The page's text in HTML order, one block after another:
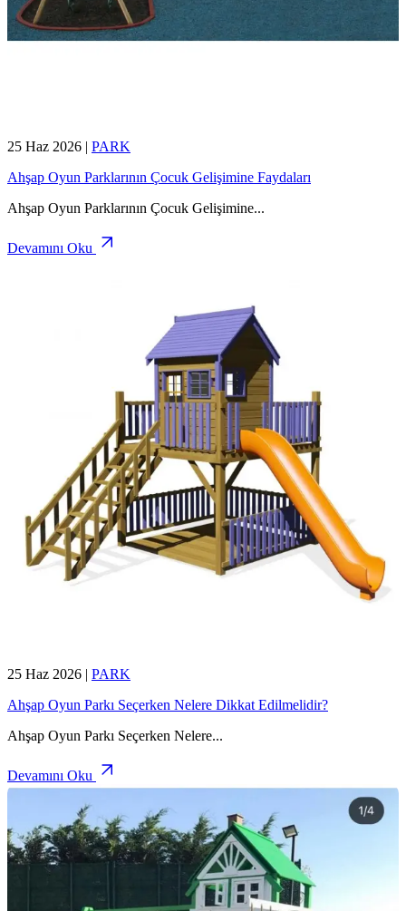
25 Haz 2026 | PARK
Ahşap Oyun Parklarının Çocuk Gelişimine Faydaları
Ahşap Oyun Parklarının Çocuk Gelişimine...
Devamını Oku
25 Haz 2026 | PARK
Ahşap Oyun Parkı Seçerken Nelere Dikkat Edilmelidir?
Ahşap Oyun Parkı Seçerken Nelere...
Devamını Oku